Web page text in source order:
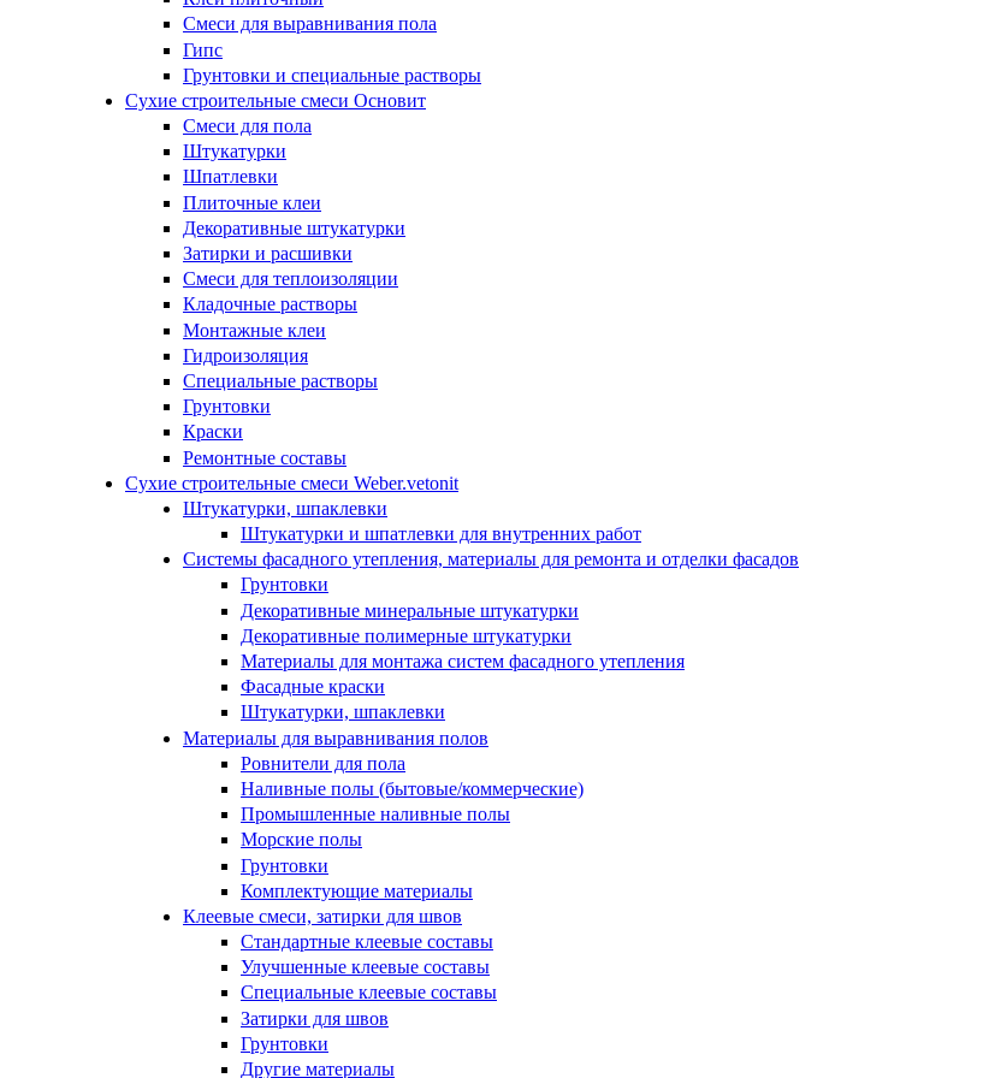
Смеси для выравнивания пола
Гипс
Грунтовки и специальные растворы
Сухие строительные смеси Основит
Смеси для пола
Штукатурки
Шпатлевки
Плиточные клеи
Декоративные штукатурки
Затирки и расшивки
Смеси для теплоизоляции
Кладочные растворы
Монтажные клеи
Гидроизоляция
Специальные растворы
Грунтовки
Краски
Ремонтные составы
Сухие строительные смеси Weber.vetonit
Штукатурки, шпаклевки
Штукатурки и шпатлевки для внутренних работ
Системы фасадного утепления, материалы для ремонта и отделки фасадов
Грунтовки
Декоративные минеральные штукатурки
Декоративные полимерные штукатурки
Материалы для монтажа систем фасадного утепления
Фасадные краски
Штукатурки, шпаклевки
Материалы для выравнивания полов
Ровнители для пола
Наливные полы (бытовые/коммерческие)
Промышленные наливные полы
Морские полы
Грунтовки
Комплектующие материалы
Клеевые смеси, затирки для швов
Стандартные клеевые составы
Улучшенные клеевые составы
Специальные клеевые составы
Затирки для швов
Грунтовки
Другие материалы